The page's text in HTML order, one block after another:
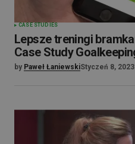
CASE STUDIES
Lepsze treningi
Case Study
by Paweł ŁaniewskiStyczeń 8, 2023